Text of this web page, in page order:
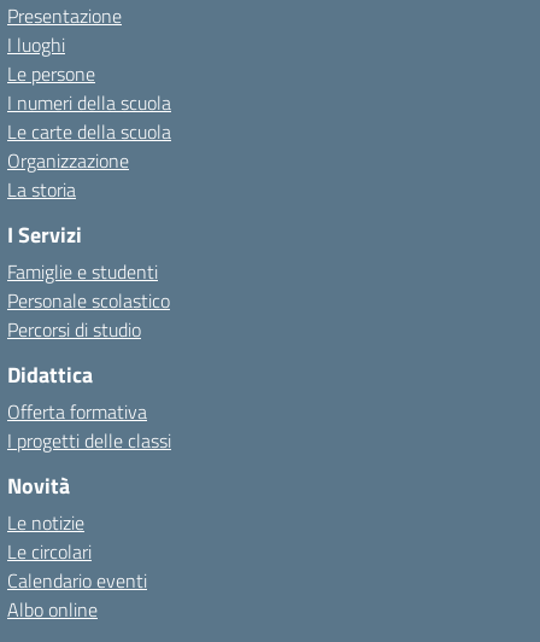
Presentazione
I luoghi
Le persone
I numeri della scuola
Le carte della scuola
Organizzazione
La storia
I Servizi
Famiglie e studenti
Personale scolastico
Percorsi di studio
Didattica
Offerta formativa
I progetti delle classi
Novità
Le notizie
Le circolari
Calendario eventi
Albo online